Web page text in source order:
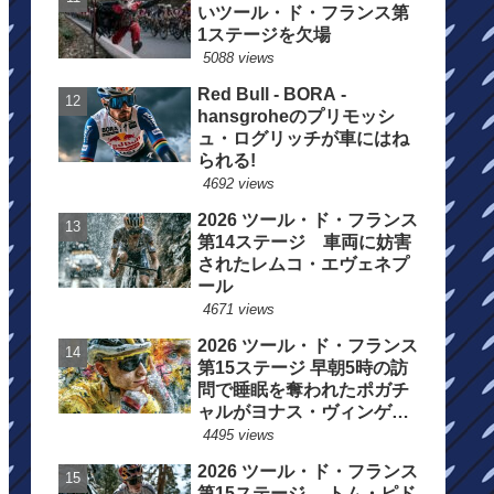
いツール・ド・フランス第
1ステージを欠場
5088 views
Red Bull - BORA -
hansgroheのプリモッシ
ュ・ログリッチが車にはね
られる!
4692 views
2026 ツール・ド・フランス
第14ステージ 車両に妨害
されたレムコ・エヴェネプ
ール
4671 views
2026 ツール・ド・フランス
第15ステージ 早朝5時の訪
問で睡眠を奪われたポガチ
ャルがヨナス・ヴィンゲゴ
ーの離脱を惜しむ
4495 views
2026 ツール・ド・フランス